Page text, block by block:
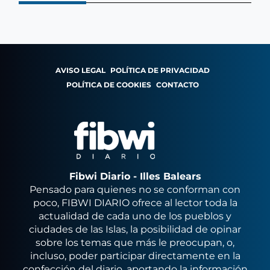
AVISO LEGAL POLÍTICA DE PRIVACIDAD
POLÍTICA DE COOKIES CONTACTO
Fibwi Diario - Illes Balears
Pensado para quienes no se conforman con
poco, FIBWI DIARIO ofrece al lector toda la
actualidad de cada uno de los pueblos y
ciudades de las Islas, la posibilidad de opinar
sobre los temas que más le preocupan, o,
incluso, poder participar directamente en la